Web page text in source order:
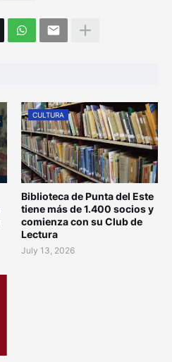
CULTURA
Biblioteca de Punta del Este
tiene más de 1.400 socios y
comienza con su Club de
Lectura
July 13, 2026